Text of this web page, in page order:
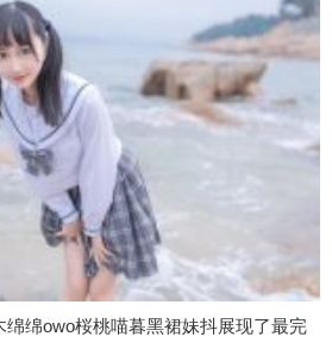
绵owo桜桃喵暮黑裙妹抖展现了最完